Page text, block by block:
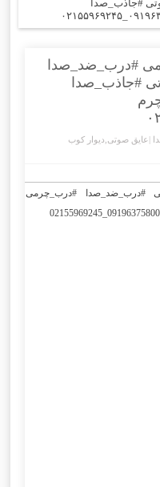
#جاذب_صدا
#درب_ضد_صدا
#جاذب_صدا
|عایق صوتی دیوار کوب